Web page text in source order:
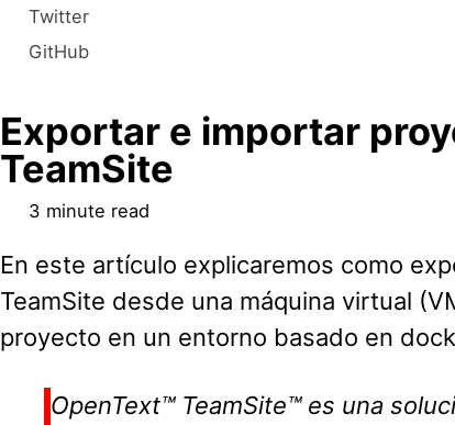
Twitter
GitHub
Exportar e importar
TeamSite
3 minute read
En este artículo explicaremos como
TeamSite desde una máquina virtual
proyecto en un entorno basado en
OpenText™ TeamSite™ es una